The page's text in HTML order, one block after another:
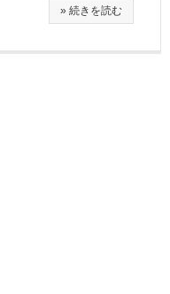
» 続きを読む